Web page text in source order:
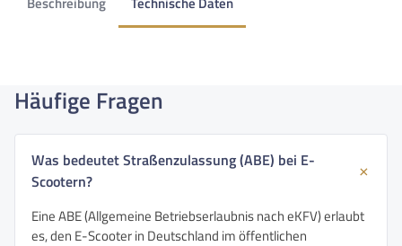
Häufige Fragen
Was bedeutet Straßenzulassung (ABE) bei E-
Scootern?
Eine ABE (Allgemeine Betriebserlaubnis nach eKFV) erlaubt
es, den E-Scooter in Deutschland im öffentlichen